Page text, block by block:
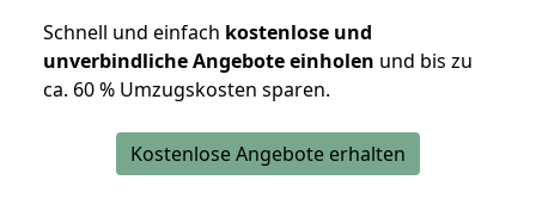
Schnell und einfach kostenlose und
unverbindliche Angebote einholen und bis zu
ca. 60 % Umzugskosten sparen.
Kostenlose Angebote erhalten